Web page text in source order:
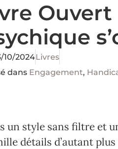
10/2024Livres
dans Engagement,
un style sans filtre et
détails d’autant